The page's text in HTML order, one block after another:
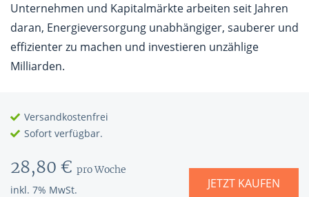
Unternehmen und Kapitalmärkte arbeiten seit Jahren
daran, Energieversorgung unabhängiger, sauberer und
effizienter zu machen und investieren unzählige
Milliarden.
Versandkostenfrei
Sofort verfügbar.
28,80 € pro Woche
inkl. 7% MwSt. JETZT KAUFEN